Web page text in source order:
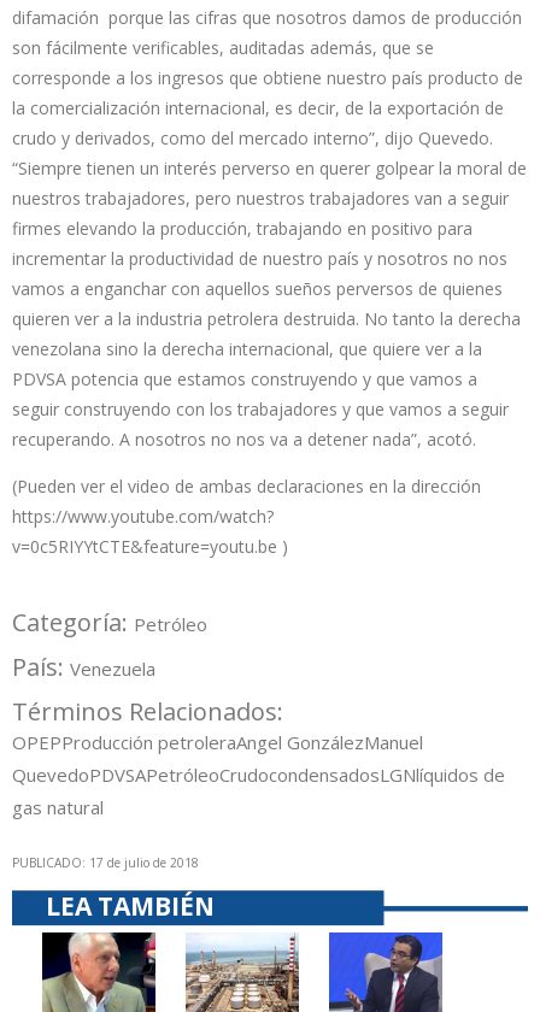
difamación porque las cifras que nosotros damos de producción
son fácilmente verificables, auditadas además, que se
corresponde a los ingresos que obtiene nuestro país producto de
la comercialización internacional, es decir, de la exportación de
crudo y derivados, como del mercado interno”, dijo Quevedo.
“Siempre tienen un interés perverso en querer golpear la moral de
nuestros trabajadores, pero nuestros trabajadores van a seguir
firmes elevando la producción, trabajando en positivo para
incrementar la productividad de nuestro país y nosotros no nos
vamos a enganchar con aquellos sueños perversos de quienes
quieren ver a la industria petrolera destruida. No tanto la derecha
venezolana sino la derecha internacional, que quiere ver a la
PDVSA potencia que estamos construyendo y que vamos a
seguir construyendo con los trabajadores y que vamos a seguir
recuperando. A nosotros no nos va a detener nada”, acotó.
(Pueden ver el video de ambas declaraciones en la dirección
https://www.youtube.com/watch?
v=0c5RIYYtCTE&feature=youtu.be )
Categoría: Petróleo
País: Venezuela
Términos Relacionados:
OPEPProducción petroleraAngel GonzálezManuel
QuevedoPDVSAPetróleoCrudocondensadosLGNlíquidos de
gas natural
PUBLICADO: 17 de julio de 2018
LEA TAMBIÉN